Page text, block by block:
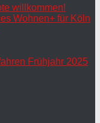
willkommen!
Wohnen+ für Köln
Frühjahr 2025